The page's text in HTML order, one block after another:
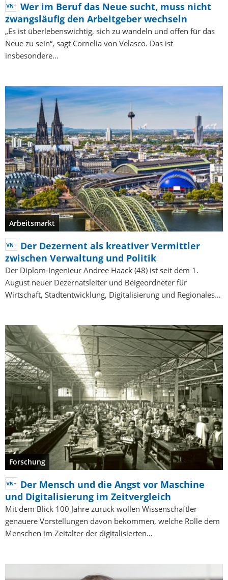
Wer im Beruf das Neue sucht, muss nicht
zwangsläufig den Arbeitgeber wechseln
„Es ist überlebenswichtig, sich zu wandeln und offen für das
Neue zu sein“, sagt Cornelia von Velasco. Das ist
insbesondere…
Arbeitsmarkt
Der Dezernent als kreativer Vermittler
zwischen Verwaltung und Politik
Der Diplom-Ingenieur Andree Haack (48) ist seit dem 1.
August neuer Dezernatsleiter und Beigeordneter für
Wirtschaft, Stadtentwicklung, Digitalisierung und Regionales…
Forschung
Der Mensch und die Angst vor Maschine
und Digitalisierung im Zeitvergleich
Mit dem Blick 100 Jahre zurück wollen Wissenschaftler
genauere Vorstellungen davon bekommen, welche Rolle dem
Menschen im Zeitalter der digitalisierten…